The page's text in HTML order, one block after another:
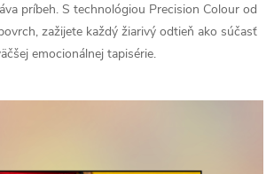
príbeh. S technológiou Precision Colour od
zažijete každý žiarivý odtieň ako súčasť
emocionálnej tapisérie.